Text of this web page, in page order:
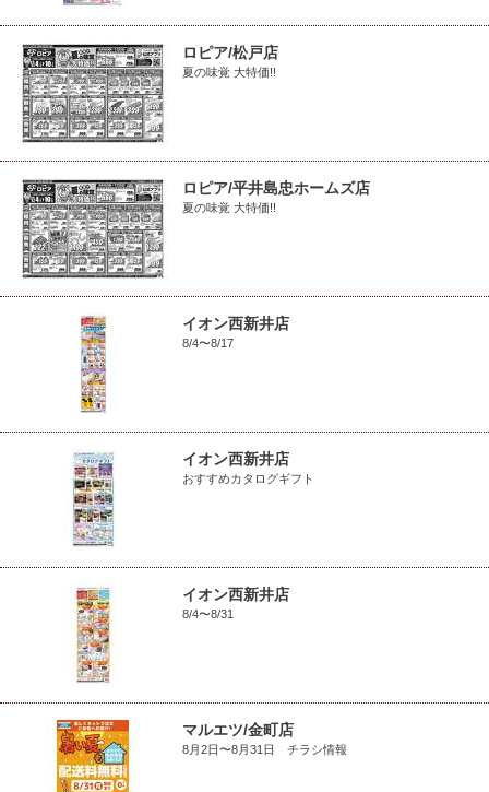
ロピア/松戸店
夏の味覚 大特価!!
ロピア/平井島忠ホームズ店
夏の味覚 大特価!!
イオン西新井店
8/4〜8/17
イオン西新井店
おすすめカタログギフト
イオン西新井店
8/4〜8/31
マルエツ/金町店
8月2日〜8月31日 チラシ情報